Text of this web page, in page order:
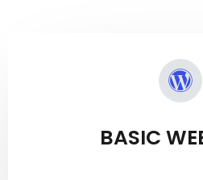
BASIC